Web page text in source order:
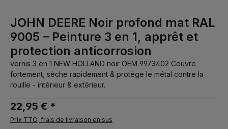
JOHN DEERE Noir profond mat RAL
9005 – Peinture 3 en 1, apprêt et
protection anticorrosion
vernis 3 en 1 NEW HOLLAND noir OEM 9973402 Couvre
fortement, sèche rapidement & protège le métal contre la
rouille - intérieur & extérieur.
22,95 € *
Prix TTC, frais de livraison en sus